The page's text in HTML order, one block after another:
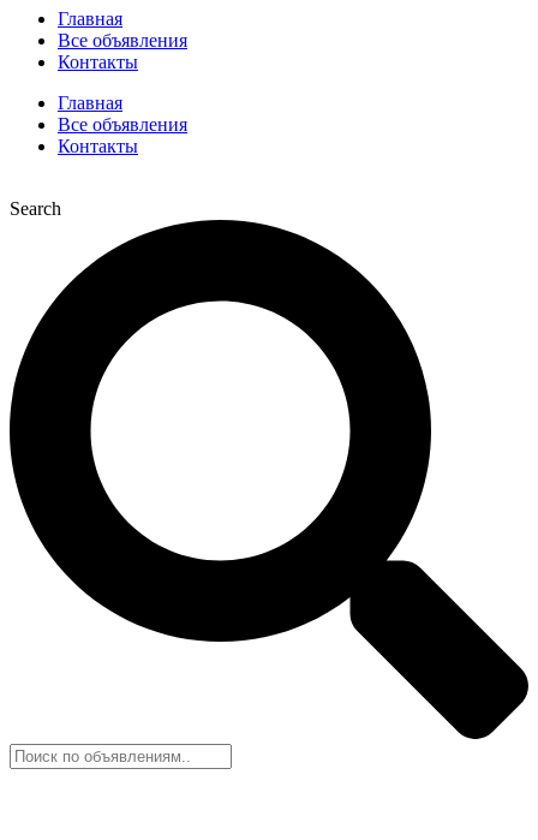
Главная
Все объявления
Контакты
Главная
Все объявления
Контакты
Search